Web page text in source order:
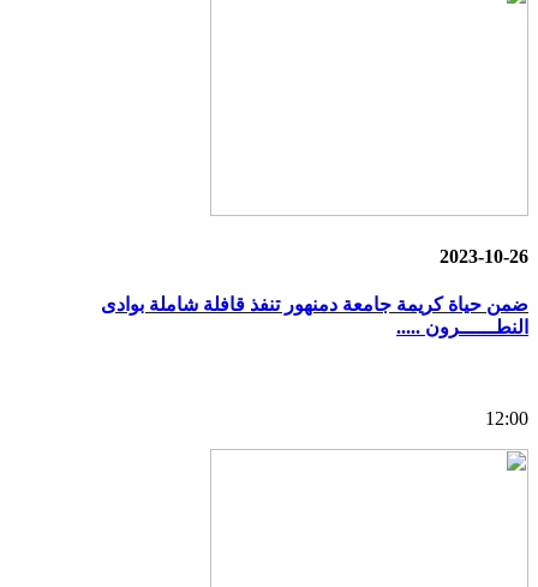
2023-10-26
ضمن حياة كريمة جامعة دمنهور تنفذ قافلة شاملة بوادى
النطــــــرون .....
12:00